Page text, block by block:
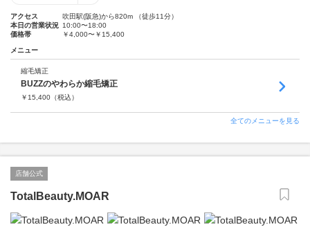
アクセス
吹田駅(阪急)から820m （徒歩11分）
本日の営業状況 10:00〜18:00
価格帯
￥4,000〜￥15,400
メニュー
縮毛矯正
BUZZのやわらか縮毛矯正
￥ 15,400 （税込）
全てのメニューを見る
店舗公式
TotalBeauty.MOAR